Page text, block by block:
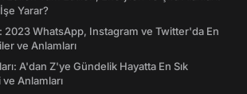
Yarar?
2023 WhatsApp, Instagram ve Twitter'da En
ve Anlamları
A'dan Z'ye Gündelik Hayatta En Sık
Anlamları